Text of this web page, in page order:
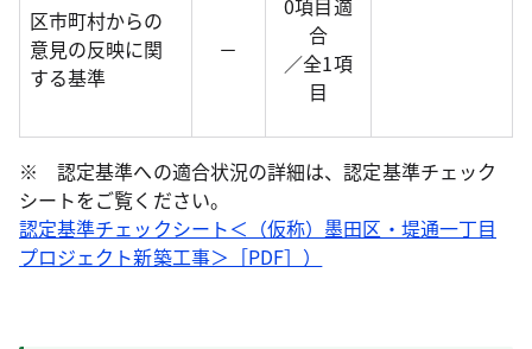
区市町村からの
意見の反映に関
する基準
－
0項目適
合
／全1項
目
※ 認定基準への適合状況の詳細は、認定基準チェック
シートをご覧ください。
認定基準チェックシート＜（仮称）墨田区・堤通一丁目
プロジェクト新築工事＞［PDF］）